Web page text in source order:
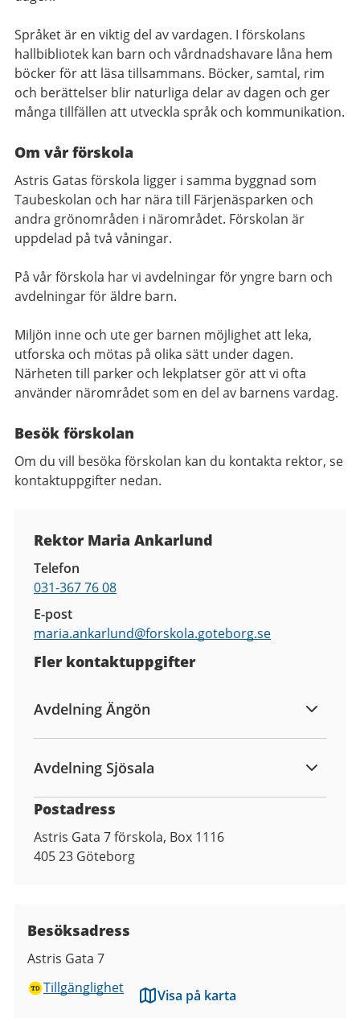
Språket är en viktig del av vardagen. I förskolans
hallbibliotek kan barn och vårdnadshavare låna hem
böcker för att läsa tillsammans. Böcker, samtal, rim
och berättelser blir naturliga delar av dagen och ger
många tillfällen att utveckla språk och kommunikation.
Om vår förskola
Astris Gatas förskola ligger i samma byggnad som
Taubeskolan och har nära till Färjenäsparken och
andra grönområden i närområdet. Förskolan är
uppdelad på två våningar.
På vår förskola har vi avdelningar för yngre barn och
avdelningar för äldre barn.
Miljön inne och ute ger barnen möjlighet att leka,
utforska och mötas på olika sätt under dagen.
Närheten till parker och lekplatser gör att vi ofta
använder närområdet som en del av barnens vardag.
Besök förskolan
Om du vill besöka förskolan kan du kontakta rektor, se
kontaktuppgifter nedan.
Rektor Maria Ankarlund
Telefon
031-367 76 08
E-post
maria.ankarlund@forskola.goteborg.se
Fler kontaktuppgifter
Avdelning Ängön
Avdelning Sjösala
Postadress
Astris Gata 7 förskola, Box 1116
405 23 Göteborg
Besöksadress
Astris Gata 7
Tillgänglighet
Visa på karta